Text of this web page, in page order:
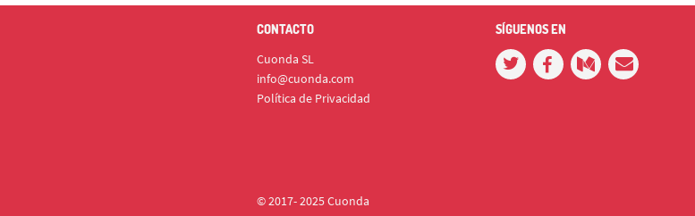
CONTACTO
Cuonda SL
info@cuonda.com
Política de Privacidad
SÍGUENOS EN
© 2017- 2025 Cuonda